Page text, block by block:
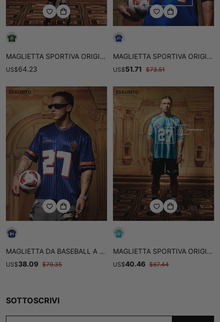
MAGLIETTA SPORTIVA ORIGINALE RETRÒ A RIGHE CON CUCITURE - 2422
US$64.23
MAGLIETTA SPORTIVA ORIGINALE CON COLORI A CONTRASTO
US$51.71 $73.51
ESAURITO
MAGLIETTA DA BASEBALL A RIGHE ORIGINALE - 2394
US$38.09 $79.35
ESAURITO
MAGLIETTA SPORTIVA ORIGINALE
US$40.46 $67.44
SOTTOSCRIVI